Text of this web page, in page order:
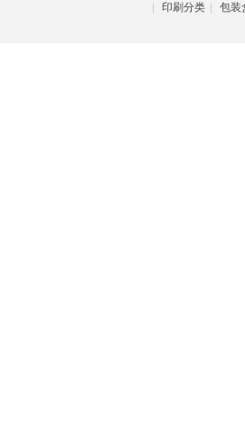
印刷分类 包装